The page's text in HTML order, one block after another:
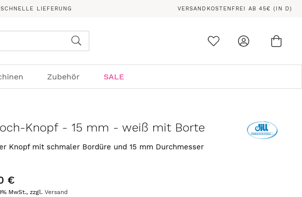
SCHNELLE LIEFERUNG VERSANDKOSTENFREI AB 45€ (IN D)
Zubehör SALE
Knopf - 15 mm - weiß mit Borte
Knopf mit schmaler Bordüre und 15 mm Durchmesser
€
MwSt., zzgl.Versand